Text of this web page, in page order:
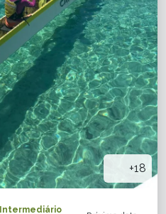
+18
Intermediário